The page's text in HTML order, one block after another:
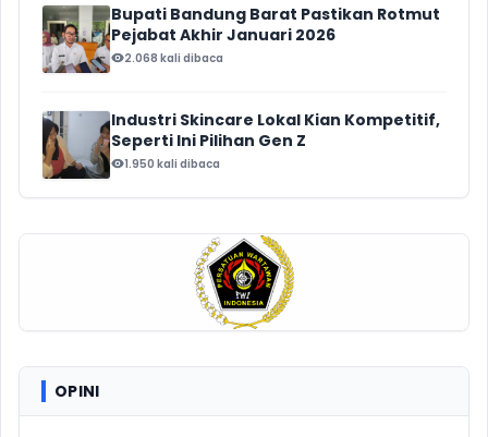
Bupati Bandung Barat Pastikan Rotmut
Pejabat Akhir Januari 2026
2.068 kali dibaca
Industri Skincare Lokal Kian Kompetitif,
Seperti Ini Pilihan Gen Z
1.950 kali dibaca
OPINI